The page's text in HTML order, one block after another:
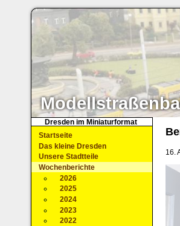
16.
Dresden im Miniaturformat
Startseite
Das kleine Dresden
Unsere Stadtteile
Wochenberichte
2026
2025
2024
2023
2022